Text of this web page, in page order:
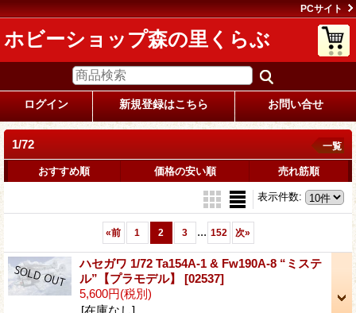
PCサイト
ホビーショップ森の里くらぶ
ログイン 新規登録はこちら お問い合せ
1/72 一覧
おすすめ順 価格の安い順 売れ筋順
表示件数:
«前 1 2 3 ... 152 次»
ハセガワ 1/72 Ta154A-1 & Fw190A-8 “ミステ
ル”【プラモデル】 [02537]
5,600円(税別)
[在庫なし]